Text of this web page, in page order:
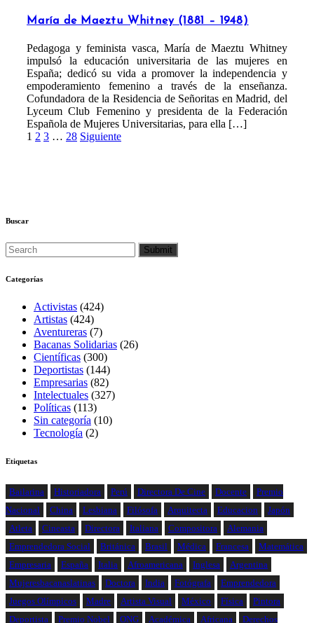
María de Maeztu Whitney (1881 – 1948)
Pedagoga y feminista vasca, María de Maeztu Whitney
impulsó la educación universitaria de las mujeres en
España; dedicó su vida a promover la independencia y
empoderamiento femenino a través de la enseñanza.
Cofundadora de la Residencia de Señoritas en Madrid, del
Lyceum Club Femenino y presidenta de la Federación
Española de Mujeres Universitarias, para ella […]
Paginación
1 2 3 … 28 Siguiente
Buscar
Categorías
Activistas (424)
Artistas (424)
Aventureras (7)
Bacanas Solidarias (26)
Científicas (300)
Deportistas (144)
Empresarias (82)
Intelectuales (327)
Políticas (113)
Sin categoría (10)
Tecnología (2)
Etiquetas
Bailarina Historiadora Perú Directora De Cine Docente
Premio
Nacional
China Lesbiana Filósofa Arquitecta Educacion
Japón
Atleta
Cineasta Directora Italiana Compositora
Alemania
Emprendedora Social
Británica Brasil Médica Francesa
Matemática
Empresaria
España Italia Afroamericana Inglesa
Argentina
Mujeresbacanaslatinas
Doctora India Fotógrafa
Emprendedora
Juegos Olímpicos
Madre Artista Visual México Física
Pintora
Deportista
Premio Nobel ONG Académica Africana Derechos